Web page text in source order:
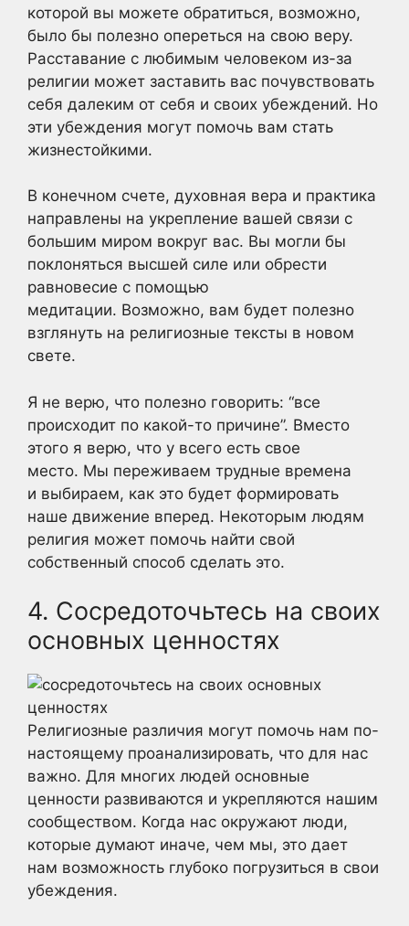
которой вы можете обратиться, возможно,
было бы полезно опереться на свою веру.
Расставание с любимым человеком из-за
религии может заставить вас почувствовать
себя далеким от себя и своих убеждений. Но
эти убеждения могут помочь вам стать
жизнестойкими.
В конечном счете, духовная вера и практика
направлены на укрепление вашей связи с
большим миром вокруг вас. Вы могли бы
поклоняться высшей силе или обрести
равновесие с помощью
медитации. Возможно, вам будет полезно
взглянуть на религиозные тексты в новом
свете.
Я не верю, что полезно говорить: “все
происходит по какой-то причине”. Вместо
этого я верю, что у всего есть свое
место. Мы переживаем трудные времена
и выбираем, как это будет формировать
наше движение вперед. Некоторым людям
религия может помочь найти свой
собственный способ сделать это.
4. Сосредоточьтесь на своих
основных ценностях
Религиозные различия могут помочь нам по-
настоящему проанализировать, что для нас
важно. Для многих людей основные
ценности развиваются и укрепляются нашим
сообществом. Когда нас окружают люди,
которые думают иначе, чем мы, это дает
нам возможность глубоко погрузиться в свои
убеждения.